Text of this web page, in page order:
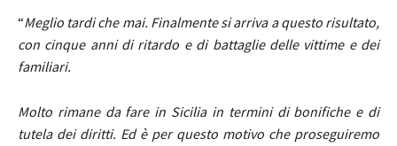
“Meglio tardi che mai. Finalmente si arriva a questo risultato,
con cinque anni di ritardo e di battaglie delle vittime e dei
familiari.
Molto rimane da fare in Sicilia in termini di bonifiche e di
tutela dei diritti. Ed è per questo motivo che proseguiremo